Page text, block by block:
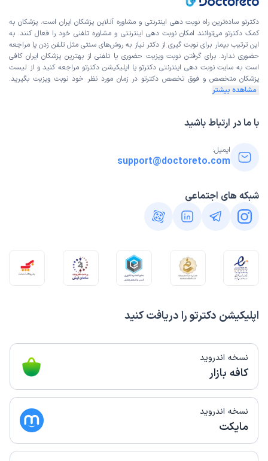
اپلیکیشن دکترتو را دریافت کنید
نسخه اندروید
کافه بازار
نسخه اندروید
مایکت
دکترتو ساده‌ترین راه نوبت‌ دهی اینترنتی و مشاوره آنلاین پزشکان ایران است. پزشکان به
کمک دکترتو می‌توانند امکان نوبت دهی اینترنتی و مشاوره تلفنی خود را فعال کنند. به
این ترتیب بیمار برای نوبت گیری از دکتر نیاز به روش‌های سنتی مثل تلفن زدن یا مراجعه
حضوری ندارد. برای گرفتن نوبت ویزیت حضوری یا تلفنی از بهترین پزشکان ایران کافی
است به سایت نوبت دهی اینترنتی دکترتو یا اپلیکیشن دکترتو مراجعه کنید و از لیست
پزشکان متخصص و فوق تخصص دکترتو در زمان مورد نظر خود نوبت ویزیت بگیرید.
مشاهده بیشتر
با ما در ارتباط باشید
ایمیل:
support@doctoreto.com
شبکه های اجتماعی